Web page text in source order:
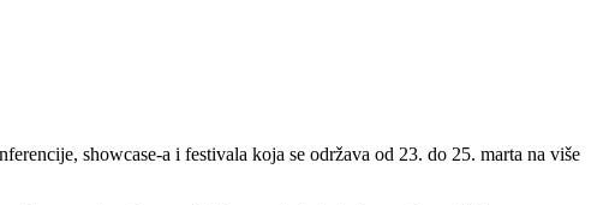
showcase-a i festivala koja se održava od 23. do 25. marta na više